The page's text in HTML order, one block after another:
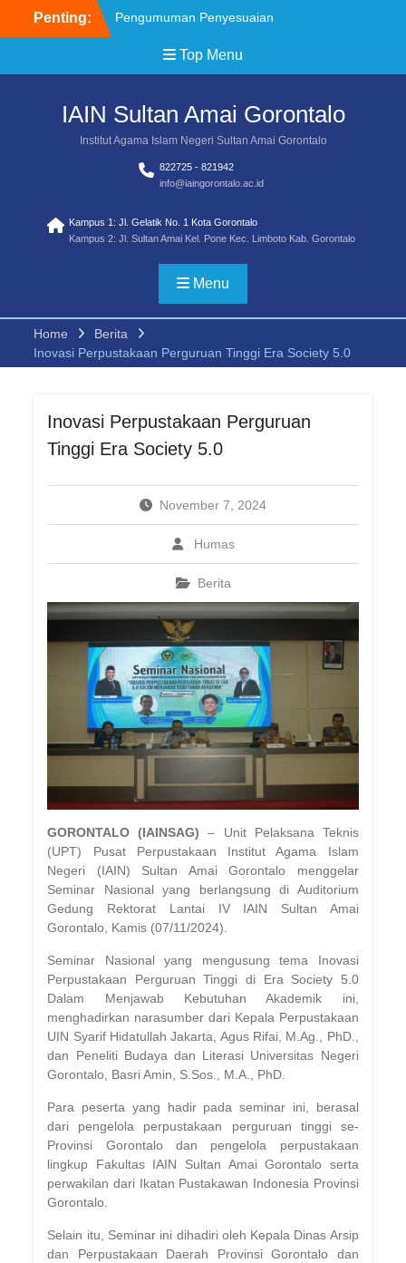
Penting:
Pengumuman Penyesuaian
Brosur Pendaftaran
Mahasiswa Baru IAIN
Pemenag Sayembara Lagu
SMART
Pemenang Sayembara
Logo Transformasi UIN
Juknis Sayembara Mars
Pendaftaran Siswa SPAN
PTKIN 2026 Diperpanjang
Top Menu
IAIN Sultan Amai Gorontalo
Institut Agama Islam Negeri Sultan Amai Gorontalo
822725 - 821942
info@iaingorontalo.ac.id
Kampus 1: Jl. Gelatik No. 1 Kota Gorontalo
Kampus 2: Jl. Sultan Amai Kel. Pone Kec. Limboto Kab. Gorontalo
Menu
Home
Berita
Inovasi Perpustakaan Perguruan Tinggi Era Society 5.0
Inovasi Perpustakaan Perguruan
Tinggi Era Society 5.0
November 7, 2024
Humas
Berita
GORONTALO (IAINSAG) – Unit Pelaksana Teknis
(UPT) Pusat Perpustakaan Institut Agama Islam
Negeri (IAIN) Sultan Amai Gorontalo menggelar
Seminar Nasional yang berlangsung di Auditorium
Gedung Rektorat Lantai IV IAIN Sultan Amai
Gorontalo, Kamis (07/11/2024).
Seminar Nasional yang mengusung tema Inovasi
Perpustakaan Perguruan Tinggi di Era Society 5.0
Dalam Menjawab Kebutuhan Akademik ini,
menghadirkan narasumber dari Kepala Perpustakaan
UIN Syarif Hidatullah Jakarta, Agus Rifai, M.Ag., PhD.,
dan Peneliti Budaya dan Literasi Universitas Negeri
Gorontalo, Basri Amin, S.Sos., M.A., PhD.
Para peserta yang hadir pada seminar ini, berasal
dari pengelola perpustakaan perguruan tinggi se-
Provinsi Gorontalo dan pengelola perpustakaan
lingkup Fakultas IAIN Sultan Amai Gorontalo serta
perwakilan dari Ikatan Pustakawan Indonesia Provinsi
Gorontalo.
Selain itu, Seminar ini dihadiri oleh Kepala Dinas Arsip
dan Perpustakaan Daerah Provinsi Gorontalo dan